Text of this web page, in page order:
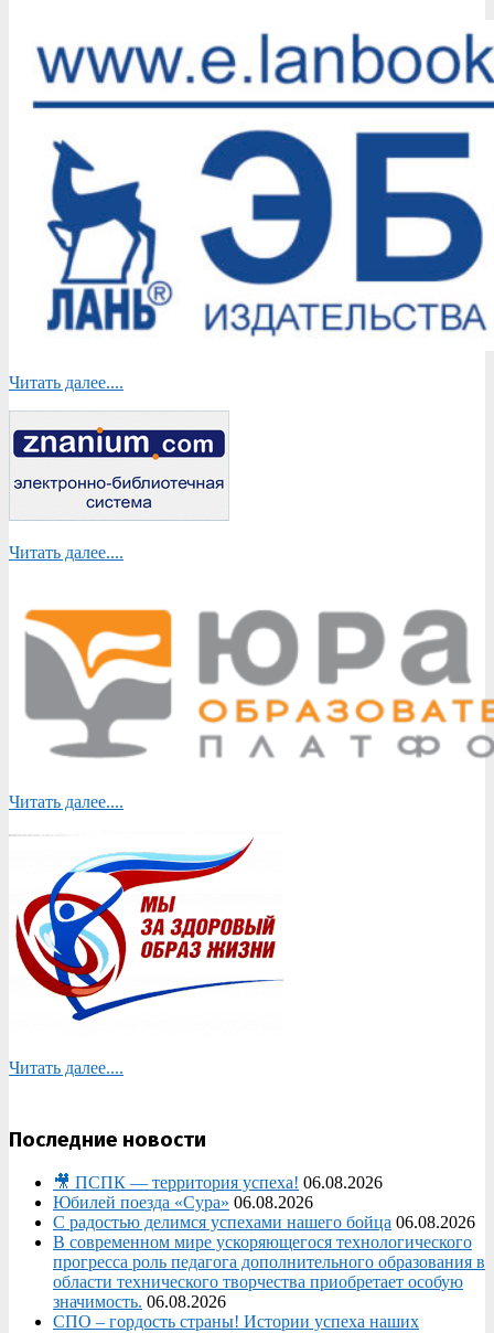
Читать далее....
Читать далее....
Читать далее....
Читать далее....
Последние новости
🎥 ПСПК — территория успеха! 06.08.2026
Юбилей поезда «Сура» 06.08.2026
С радостью делимся успехами нашего бойца 06.08.2026
В современном мире ускоряющегося технологического
прогресса роль педагога дополнительного образования в
области технического творчества приобретает особую
значимость. 06.08.2026
СПО – гордость страны! Истории успеха наших